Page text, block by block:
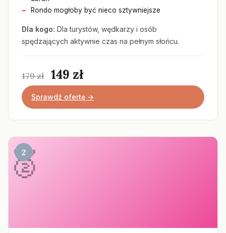
Rondo mogłoby być nieco sztywniejsze
Dla kogo: Dla turystów, wędkarzy i osób
spędzających aktywnie czas na pełnym słońcu.
179 zł 149 zł
Sprawdź ofertę →
2